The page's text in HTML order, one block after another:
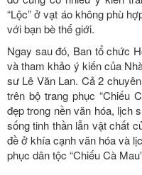
“Lộc” ở vạt áo không phù
với bạn bè thế giới.
Ngay sau đó, Ban tổ chức
và tham khảo ý kiến của
sư Lê Văn Lan. Cả 2
trên bộ trang phục “Chiếu
đẹp trong nền văn hóa, lịch
sống tinh thần lẫn vật chất
đề ở khía cạnh văn hóa và
phục dân tộc “Chiếu Cà